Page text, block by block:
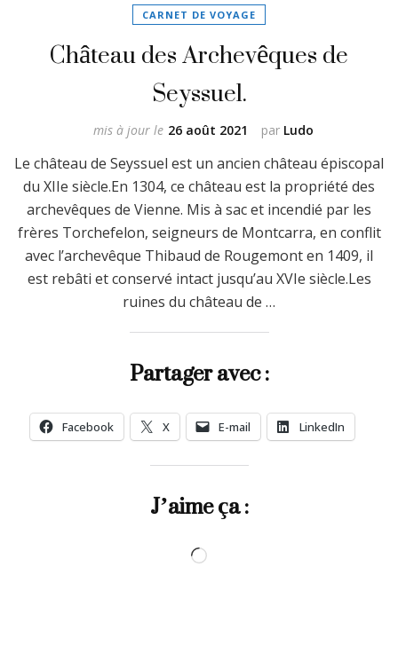
CARNET DE VOYAGE
Château des Archevêques de
Seyssuel.
par Ludo
mis à jour le 26 août 2021
Le château de Seyssuel est un ancien château épiscopal
du XIIe siècle.En 1304, ce château est la propriété des
archevêques de Vienne. Mis à sac et incendié par les
frères Torchefelon, seigneurs de Montcarra, en conflit
avec l’archevêque Thibaud de Rougemont en 1409, il
est rebâti et conservé intact jusqu’au XVIe siècle.Les
ruines du château de …
Partager avec :
Facebook X E-mail LinkedIn
J’aime ça :
Chargement…